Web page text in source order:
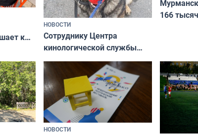
к
НОВОСТИ
Сотруднику Центра
кинологической службы
ищут новый дом
166
НОВОСТИ